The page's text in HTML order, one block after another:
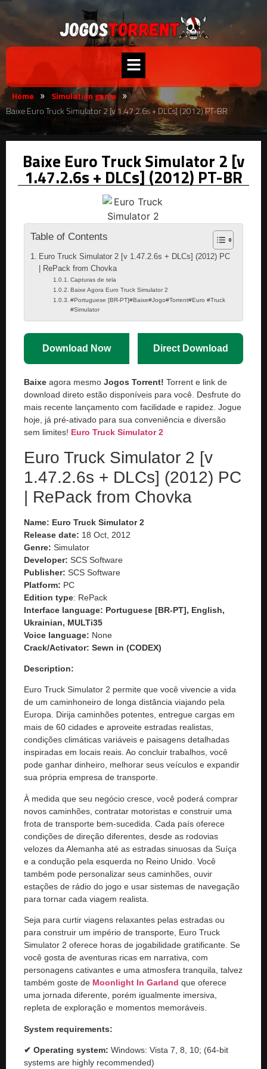
Home » Simulation game »
Baixe Euro Truck Simulator 2 [v 1.47.2.6s + DLCs] (2012) PT-BR
Baixe Euro Truck Simulator 2 [v
1.47.2.6s + DLCs] (2012) PT-BR
Table of Contents
Euro Truck Simulator 2 [v 1.47.2.6s + DLCs] (2012) PC
| RePack from Chovka
Capturas de tela
Baixe Agora Euro Truck Simulator 2
#Portuguese [BR-PT]#Baixe#Jogo#Torrent#Euro #Truck
#Simulator
Download Now Direct Download
Baixe agora mesmo Jogos Torrent! Torrent e link de
download direto estão disponíveis para você. Desfrute do
mais recente lançamento com facilidade e rapidez. Jogue
hoje, já pré-ativado para sua conveniência e diversão
sem limites! Euro Truck Simulator 2
Euro Truck Simulator 2 [v
1.47.2.6s + DLCs] (2012) PC
| RePack from Chovka
Name: Euro Truck Simulator 2
Release date: 18 Oct, 2012
Genre: Simulator
Developer: SCS Software
Publisher: SCS Software
Platform: PC
Edition type: RePack
Interface language: Portuguese [BR-PT], English,
Ukrainian, MULTi35
Voice language: None
Crack/Activator: Sewn in (CODEX)
Description:
Euro Truck Simulator 2 permite que você vivencie a vida
de um caminhoneiro de longa distância viajando pela
Europa. Dirija caminhões potentes, entregue cargas em
mais de 60 cidades e aproveite estradas realistas,
condições climáticas variáveis ​​e paisagens detalhadas
inspiradas em locais reais. Ao concluir trabalhos, você
pode ganhar dinheiro, melhorar seus veículos e expandir
sua própria empresa de transporte.
À medida que seu negócio cresce, você poderá comprar
novos caminhões, contratar motoristas e construir uma
frota de transporte bem-sucedida. Cada país oferece
condições de direção diferentes, desde as rodovias
velozes da Alemanha até as estradas sinuosas da Suíça
e a condução pela esquerda no Reino Unido. Você
também pode personalizar seus caminhões, ouvir
estações de rádio do jogo e usar sistemas de navegação
para tornar cada viagem realista.
Seja para curtir viagens relaxantes pelas estradas ou
para construir um império de transporte, Euro Truck
Simulator 2 oferece horas de jogabilidade gratificante. Se
você gosta de aventuras ricas em narrativa, com
personagens cativantes e uma atmosfera tranquila, talvez
também goste de Moonlight In Garland que oferece
uma jornada diferente, porém igualmente imersiva,
repleta de exploração e momentos memoráveis.
System requirements:
✔ Operating system: Windows: Vista 7, 8, 10; (64-bit
systems are highly recommended)